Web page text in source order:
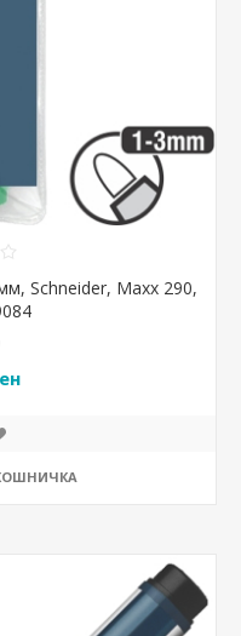
Schneider, Maxx 290,